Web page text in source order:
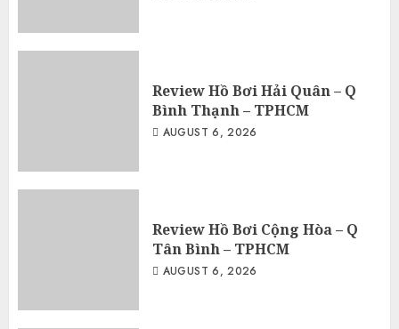
Review Hồ Bơi Hải Quân – Q
Bình Thạnh – TPHCM
AUGUST 6, 2026
Review Hồ Bơi Cộng Hòa – Q
Tân Bình – TPHCM
AUGUST 6, 2026